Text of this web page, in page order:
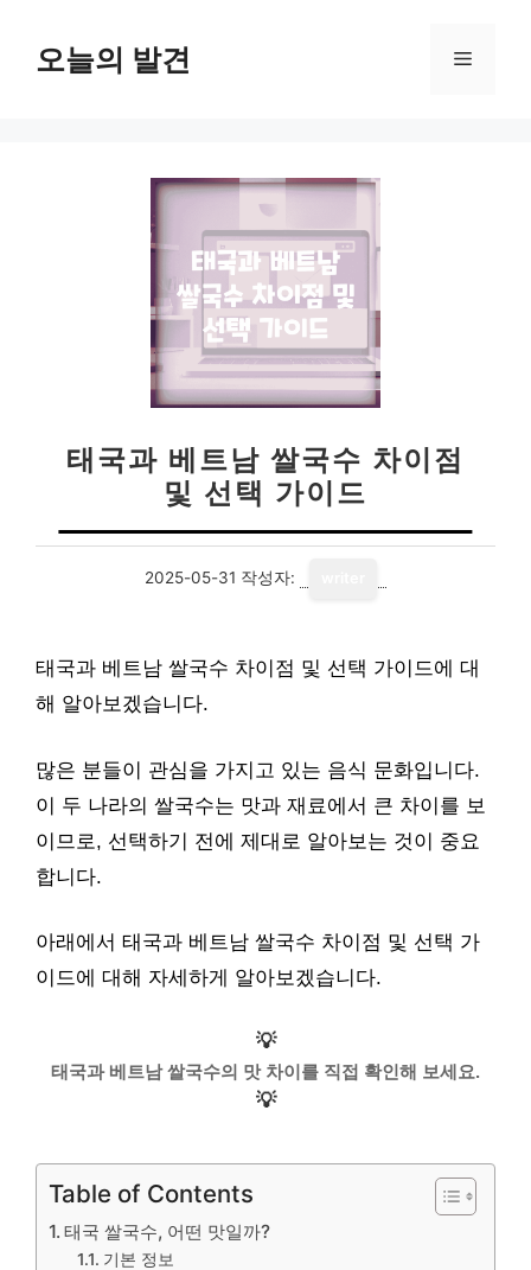
오늘의 발견 메
태국과 베트남 쌀국수 차이점
및 선택 가이드
2025-05-31 작성자:
태국과 베트남 쌀국수 차이점 및 선택 가이드에 대
해 알아보겠습니다.
많은 분들이 관심을 가지고 있는 음식 문화입니다.
이 두 나라의 쌀국수는 맛과 재료에서 큰 차이를 보
이므로, 선택하기 전에 제대로 알아보는 것이 중요
합니다.
아래에서 태국과 베트남 쌀국수 차이점 및 선택 가
이드에 대해 자세하게 알아보겠습니다.
💡
태국과 베트남 쌀국수의 맛 차이를 직접 확인해 보세요.
💡
Table of Contents
태국 쌀국수, 어떤 맛일까?
기본 정보